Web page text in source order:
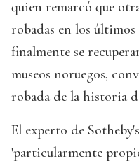
quien remarcó que
robadas en los
finalmente se
museos noruegos,
robada de la historia
El experto de
'particularmente